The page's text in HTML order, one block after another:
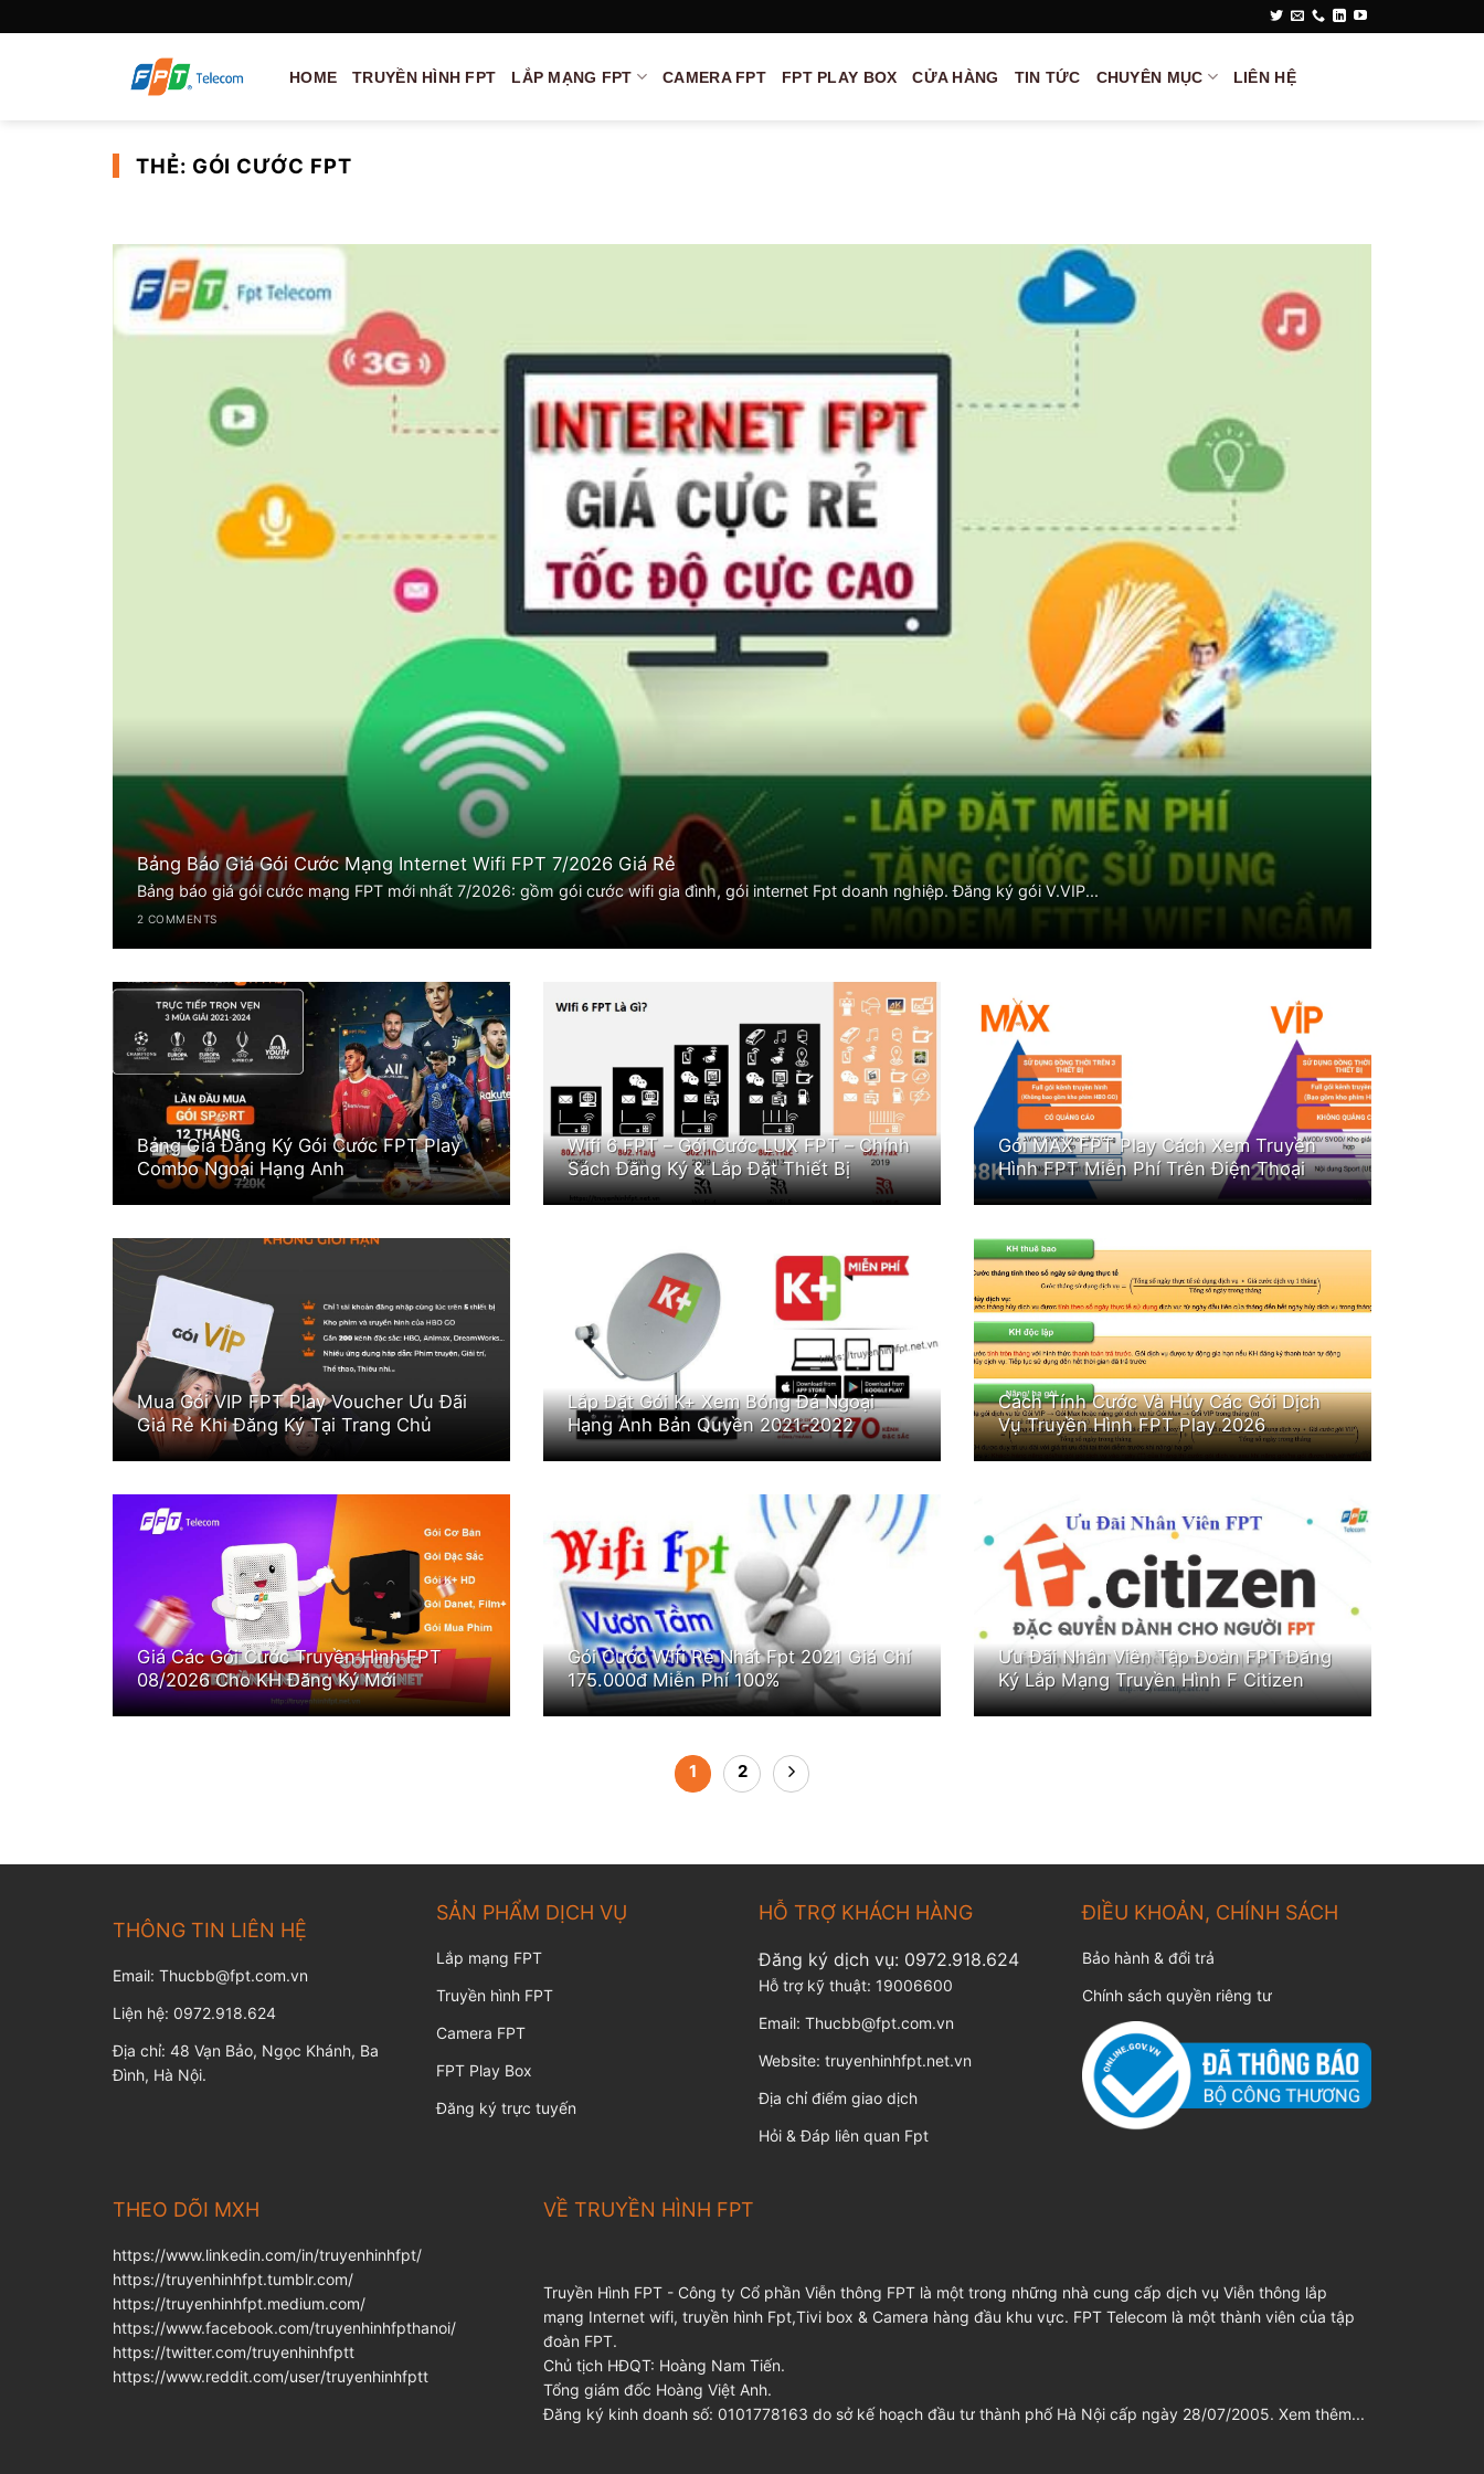
to
HOME TRUYỀN HÌNH FPT LẮP MẠNG FPT CAMERA FPT FPT PLAY BOX CỬA HÀNG TIN TỨC CHUYÊN MỤC LIÊN HỆ
THẺ: GÓI CƯỚC FPT
Bảng Báo Giá Gói Cước Mạng Internet Wifi FPT 7/2026 Giá Rẻ
Bảng báo giá gói cước mạng FPT mới nhất 7/2026: gồm gói cước wifi gia đình, gói internet Fpt doanh nghiệp. Đăng ký gói V.VIP...
2 COMMENTS
Bảng Giá Đăng Ký Gói Cước FPT Play
Combo Ngoại Hạng Anh
Wifi 6 FPT – Gói Cước LUX FPT – Chính
Sách Đăng Ký & Lắp Đặt Thiết Bị
Gói MAX FPT Play Cách Xem Truyền
Hình FPT Miễn Phí Trên Điện Thoại
Mua Gói VIP FPT Play Voucher Ưu Đãi
Giá Rẻ Khi Đăng Ký Tại Trang Chủ
Lắp Đặt Gói K+ Xem Bóng Đá Ngoại
Hạng Anh Bản Quyền 2021-2022
Cách Tính Cước Và Hủy Các Gói Dịch
Vụ Truyền Hình FPT Play 2026
Giá Các Gói Cước Truyền Hình FPT
08/2026 Cho KH Đăng Ký Mới
Gói Cước Wifi Rẻ Nhất Fpt 2021 Giá Chỉ
175.000đ Miễn Phí 100%
Ưu Đãi Nhân Viên Tập Đoàn FPT Đăng
Ký Lắp Mạng Truyền Hình F Citizen
1 2
THÔNG TIN LIÊN HỆ
Email: Thucbb@fpt.com.vn
Liện hệ: 0972.918.624
Địa chỉ: 48 Vạn Bảo, Ngọc Khánh, Ba
Đình, Hà Nội.
SẢN PHẨM DỊCH VỤ
Lắp mạng FPT
Truyền hình FPT
Camera FPT
FPT Play Box
Đăng ký trực tuyến
HỖ TRỢ KHÁCH HÀNG
Đăng ký dịch vụ: 0972.918.624
Hỗ trợ kỹ thuật: 19006600
Email: Thucbb@fpt.com.vn
Website: truyenhinhfpt.net.vn
Địa chỉ điểm giao dịch
Hỏi & Đáp liên quan Fpt
ĐIỀU KHOẢN, CHÍNH SÁCH
Bảo hành & đổi trả
Chính sách quyền riêng tư
THEO DÕI MXH
https://www.linkedin.com/in/truyenhinhfpt/
https://truyenhinhfpt.tumblr.com/
https://truyenhinhfpt.medium.com/
https://www.facebook.com/truyenhinhfpthanoi/
https://twitter.com/truyenhinhfptt
https://www.reddit.com/user/truyenhinhfptt
VỀ TRUYỀN HÌNH FPT
Truyền Hình FPT - Công ty Cổ phần Viễn thông FPT là một trong những nhà cung cấp dịch vụ Viễn thông lắp
mạng Internet wifi, truyền hình Fpt,Tivi box & Camera hàng đầu khu vực. FPT Telecom là một thành viên của tập
đoàn FPT.
Chủ tịch HĐQT: Hoàng Nam Tiến.
Tổng giám đốc Hoàng Việt Anh.
Đăng ký kinh doanh số: 0101778163 do sở kế hoạch đầu tư thành phố Hà Nội cấp ngày 28/07/2005. Xem thêm...